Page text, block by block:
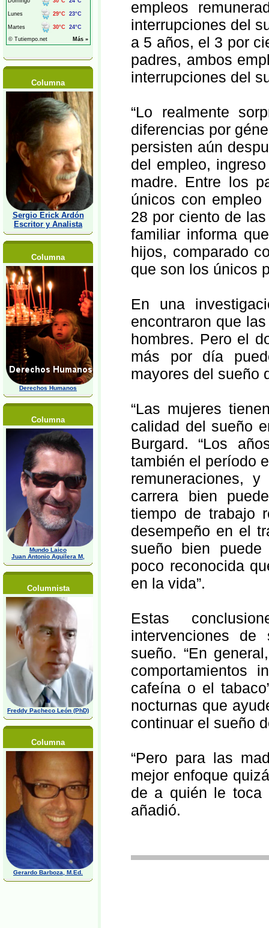
Columna
Sergio Erick Ardón
Escritor y Analista
Columna
Derechos Humanos
Columna
Mundo Laico
Juan Antonio Aguilera M,
Columnista
Freddy Pacheco León (PhD)
Columna
Gerardo Barboza, M.Ed.
empleos
interrupciones del
a 5 años, el 3 por
padres, ambos
interrupciones del
“Lo realmente
diferencias por
persisten aún
del empleo,
madre. Entre los
únicos con
28 por ciento de
familiar informa
hijos, comparado
que son los únicos
En una
encontraron que
hombres. Pero el
más por día
mayores del sueño
“Las mujeres
calidad del sueño
Burgard. “Los
también el período
remuneraciones,
carrera bien
tiempo de trabajo
desempeño en el
sueño bien puede
poco reconocida
en la vida”.
Estas
intervenciones
sueño. “En
comportamientos
cafeína o el
nocturnas que
continuar el sueño
“Pero para las
mejor enfoque
de a quién le toca
añadió.